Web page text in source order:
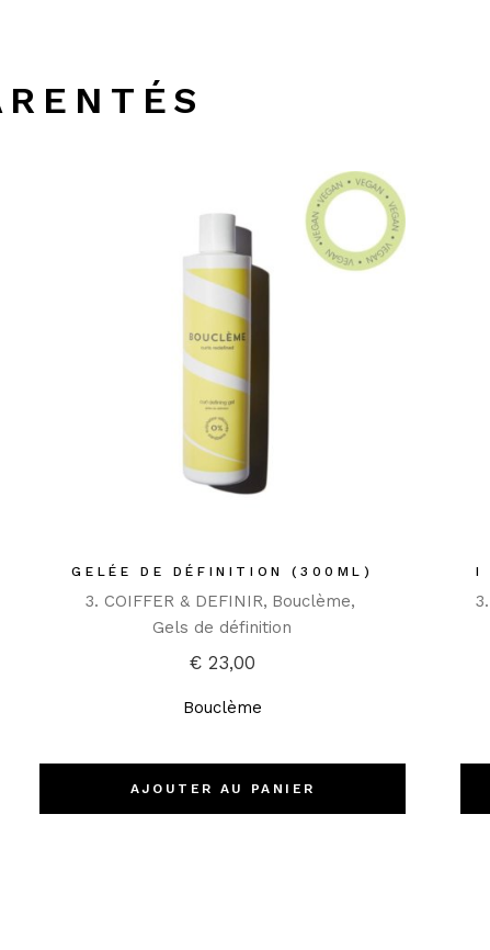
GELÉE DE DÉFINITION (300ML)
3. COIFFER & DEFINIR Bouclème
Gels de définition
€ 23,00
Bouclème
AJOUTER AU PANIER
I